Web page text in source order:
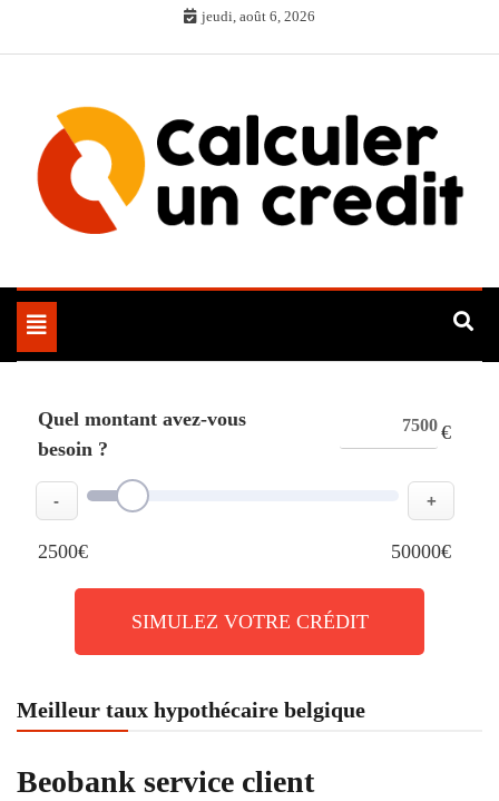
jeudi, août 6, 2026
Toggle
navigation
Quel montant avez-vous
besoin ?
€
- +
2500€ 50000€
SIMULEZ VOTRE CRÉDIT
Meilleur taux hypothécaire belgique
Beobank service client